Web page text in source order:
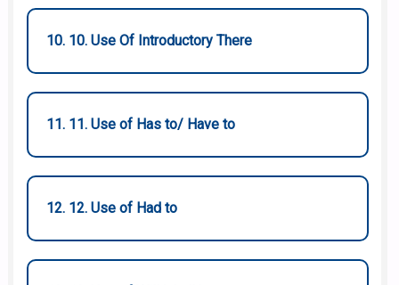
10. 10. Use Of Introductory There
11. 11. Use of Has to/ Have to
12. 12. Use of Had to